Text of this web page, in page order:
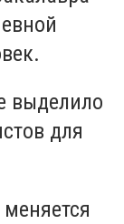
выделило
для